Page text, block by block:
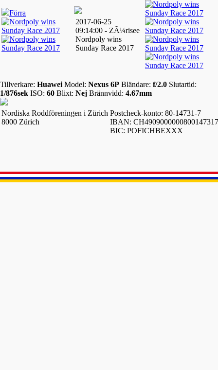
Förra
2017-06-25
09:14:00 - ZÃ¼risee
Nordpoly wins
Sunday Race 2017
Tillverkare: Huawei Model: Nexus 6P Bländare: f/2.0 Slutartid:
1/876sek ISO: 60 Blixt: Nej Brännvidd: 4.67mm
Nordiska Roddföreningen i Zürich
8000 Zürich
Postcheck-konto: 80-14731-7
IBAN: CH4909000000800147317
BIC: POFICHBEXXX